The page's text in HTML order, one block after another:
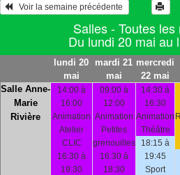
Salles - Toutes
Du lundi 20 mai au
lundi 20
mai
mardi 21
mai
mercredi
22 mai
Salle Anne-
Marie
Rivière
14:00 à
16:00
Animation
Atelier
CLIC
16:30 à
19:30
09:00 à
12:00
Animation
Petites
grenouilles
16:30 à
18:30
14:30 à
16:30
Animation
Théâtre
18:15 à
19:45
Sport